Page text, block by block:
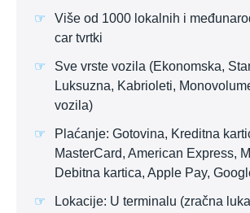
Više od 1000 lokalnih i
car tvrtki
Sve vrste vozila (Ekonomska,
Luksuzna, Kabrioleti,
vozila)
Plaćanje: Gotovina, Kreditna
MasterCard, American Express,
Debitna kartica, Apple Pay,
Lokacije: U terminalu (zračna